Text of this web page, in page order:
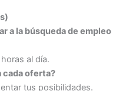
a la búsqueda de empleo
al día.
cada oferta?
tus posibilidades.